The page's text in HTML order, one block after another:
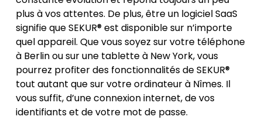
plus à vos attentes. De plus, être un logiciel SaaS
signifie que SEKUR® est disponible sur n’importe
quel appareil. Que vous soyez sur votre téléphone
à Berlin ou sur une tablette à New York, vous
pourrez profiter des fonctionnalités de SEKUR®
tout autant que sur votre ordinateur à Nîmes. Il
vous suffit, d’une connexion internet, de vos
identifiants et de votre mot de passe.